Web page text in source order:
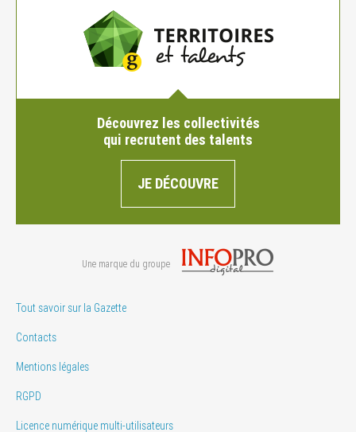
Découvrez les collectivités
qui recrutent des talents
JE DÉCOUVRE
Une marque du groupe
Tout savoir sur la Gazette
Contacts
Mentions légales
RGPD
Licence numérique multi-utilisateurs